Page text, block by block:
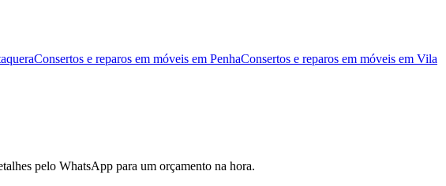
Consertos e reparos em móveis em PenhaConsertos e reparos em móveis em Vila
pelo WhatsApp para um orçamento na hora.